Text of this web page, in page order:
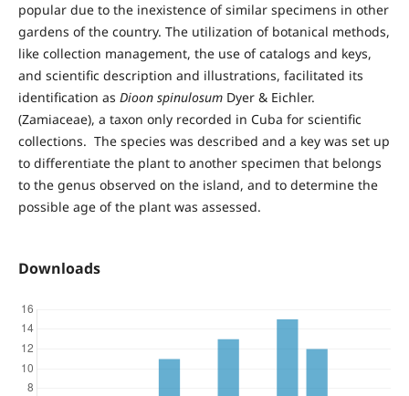
popular due to the inexistence of similar specimens in other
gardens of the country. The utilization of botanical methods,
like collection management, the use of catalogs and keys,
and scientific description and illustrations, facilitated its
identification as Dioon spinulosum Dyer & Eichler.
(Zamiaceae), a taxon only recorded in Cuba for scientific
collections. The species was described and a key was set up
to differentiate the plant to another specimen that belongs
to the genus observed on the island, and to determine the
possible age of the plant was assessed.
Downloads